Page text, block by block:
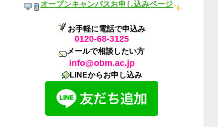
オープンキャンパスお申し込みページ
お手軽に電話で申込み
0120-68-3125
メールで相談したい方
info@obm.ac.jp
LINEからお申し込み